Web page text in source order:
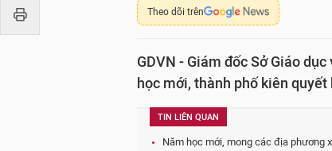
Theo dõi trên
GDVN - Giám đốc Sở Giáo
học mới, thành phố kiên
TIN LIÊN QUAN
Năm học mới, mong các địa phương